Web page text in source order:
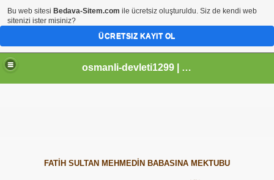
osmanli-devleti1299 | Osmanli Devleti | osmanli padisahlari | osmanli vezirleri | Osmanli Ansiklopedi Bilgileri
FATİH SULTAN MEHMEDİN BABASINA MEKTUBU
Bu web sitesi Bedava-Sitem.com ile ücretsiz oluşturuldu. Siz de kendi web
sitenizi ister misiniz?
ÜCRETSIZ KAYIT OL